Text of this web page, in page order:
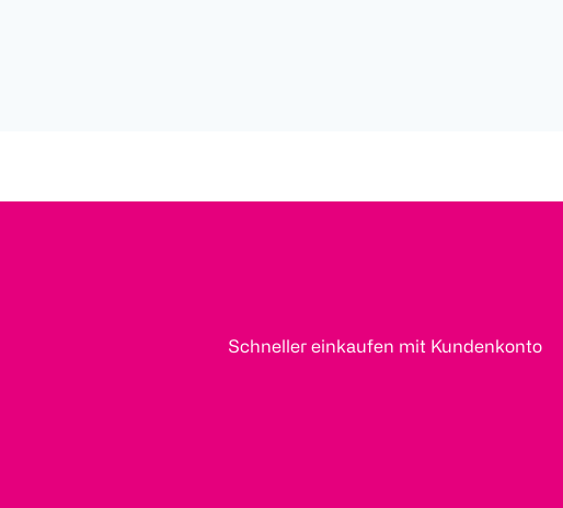
Schneller einkaufen mit Kundenkonto